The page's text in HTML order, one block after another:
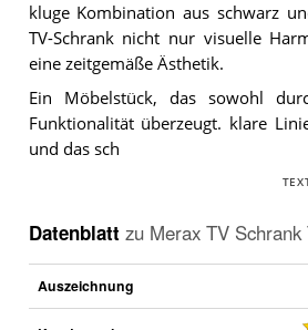
kluge Kombination aus schwarz
TV-Schrank nicht nur visuelle
eine zeitgemäße Ästhetik.
Ein Möbelstück, das sowohl
Funktionalität überzeugt. klare
und das sch
Datenblatt zu Merax TV
Auszeichnung